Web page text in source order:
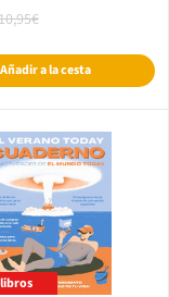
Añadir a la cesta